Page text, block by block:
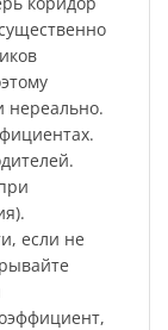
нереально.
если не